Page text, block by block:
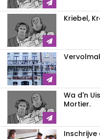
Kriebel,
Wa d'n
Mortier.